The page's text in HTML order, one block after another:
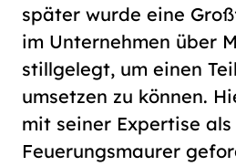
später wurde eine
im Unternehmen über
stillgelegt, um einen
umsetzen zu können.
mit seiner Expertise
Feuerungsmaurer